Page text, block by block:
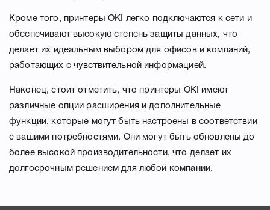
Кроме того, принтеры OKI легко подключаются к сети и
обеспечивают высокую степень защиты данных, что
делает их идеальным выбором для офисов и компаний,
работающих с чувствительной информацией.
Наконец, стоит отметить, что принтеры OKI имеют
различные опции расширения и дополнительные
функции, которые могут быть настроены в соответствии
с вашими потребностями. Они могут быть обновлены до
более высокой производительности, что делает их
долгосрочным решением для любой компании.